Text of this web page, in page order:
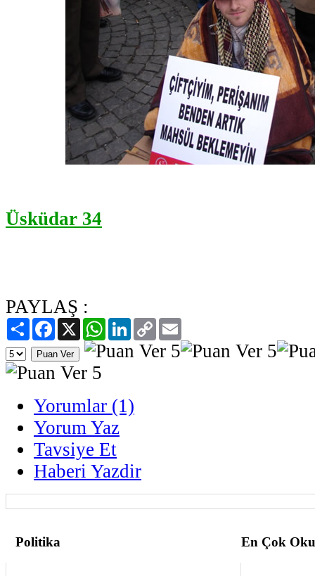
Üsküdar 34
PAYLAŞ :
PaylaşFacebook
X WhatsAppLinkedIn
Copy
Link
Yorumlar (1)
Yorum Yaz
Tavsiye Et
Haberi Yazdir
Politika En Çok